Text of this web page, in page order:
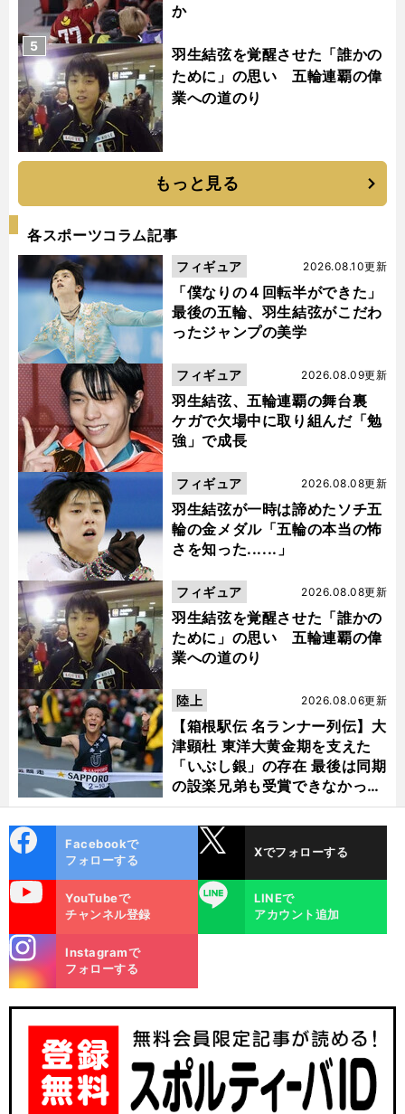
か
羽生結弦を覚醒させた「誰かの
ために」の思い 五輪連覇の偉
業への道のり
5
もっと見る
各スポーツコラム記事
「僕なりの４回転半ができた」
最後の五輪、羽生結弦がこだわ
ったジャンプの美学
2026.08.10更新
フィギュア
羽生結弦、五輪連覇の舞台裏
ケガで欠場中に取り組んだ「勉
強」で成長
2026.08.09更新
フィギュア
羽生結弦が一時は諦めたソチ五
輪の金メダル「五輪の本当の怖
さを知った......」
2026.08.08更新
フィギュア
羽生結弦を覚醒させた「誰かの
ために」の思い 五輪連覇の偉
業への道のり
2026.08.08更新
フィギュア
【箱根駅伝 名ランナー列伝】大
津顕杜 東洋大黄金期を支えた
「いぶし銀」の存在 最後は同期
の設楽兄弟も受賞できなかった
金栗杯に輝く
2026.08.06更新
陸上
ok
Facebookで
フォローする
Xでフォローする
YouTubeで
チャンネル登録
LINE
LINEで
アカウント追加
m
Instagramで
フォローする